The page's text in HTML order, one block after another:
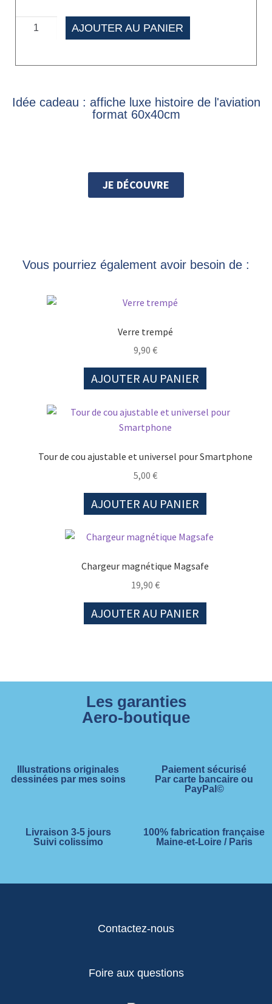
AJOUTER AU PANIER
Idée cadeau : affiche luxe histoire de l'aviation
format 60x40cm
JE DÉCOUVRE
Vous pourriez également avoir besoin de :
Verre trempé
9,90 €
AJOUTER AU PANIER
Tour de cou ajustable et universel pour Smartphone
5,00 €
AJOUTER AU PANIER
Chargeur magnétique Magsafe
19,90 €
AJOUTER AU PANIER
Les garanties
Aero-boutique
Illustrations originales
dessinées par mes soins
Paiement sécurisé
Par carte bancaire ou
PayPal©
Livraison 3-5 jours
Suivi colissimo
100% fabrication française
Maine-et-Loire / Paris
Contactez-nous
Foire aux questions